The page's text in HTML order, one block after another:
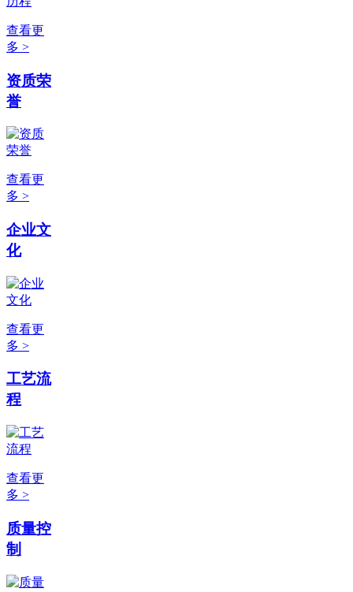
查看更
多 >
资质荣
誉
查看更
多 >
企业文
化
查看更
多 >
工艺流
程
查看更
多 >
质量控
制